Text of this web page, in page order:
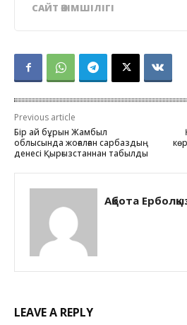
САЙТ ӘКІМШІЛІГІ
Previous article
Бір ай бұрын Жамбыл
облысында жоғалған сарбаздың
денесі Қырғызстаннан табылды
Ақбота
LEAVE A REPLY